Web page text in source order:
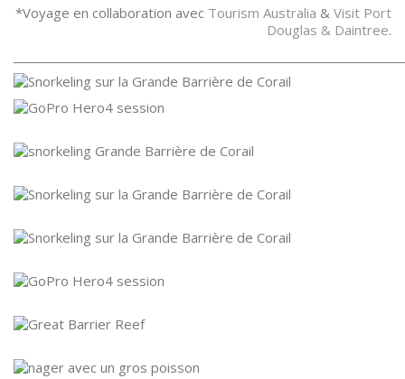
*Voyage en collaboration avec Tourism Australia & Visit Port
Douglas & Daintree.